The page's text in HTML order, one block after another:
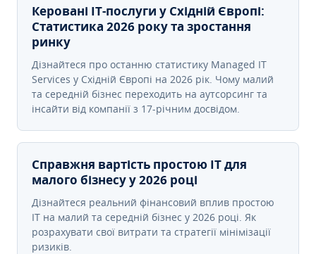
Керовані ІТ-послуги у Східній Європі:
Статистика 2026 року та зростання
ринку
Дізнайтеся про останню статистику Managed IT
Services у Східній Європі на 2026 рік. Чому малий
та середній бізнес переходить на аутсорсинг та
інсайти від компанії з 17-річним досвідом.
Справжня вартість простою IT для
малого бізнесу у 2026 році
Дізнайтеся реальний фінансовий вплив простою
IT на малий та середній бізнес у 2026 році. Як
розрахувати свої витрати та стратегії мінімізації
ризиків.